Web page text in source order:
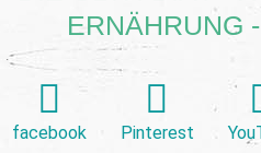
ERNÄHRUNG
facebook Pinterest